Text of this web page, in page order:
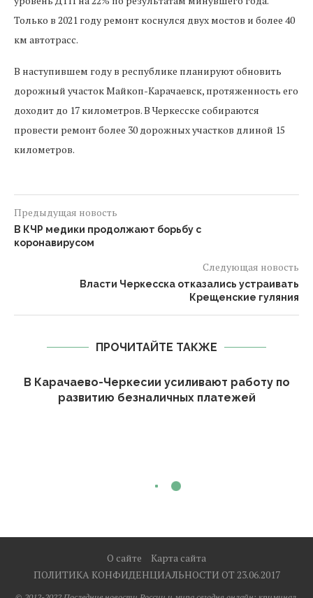
Только в 2021 году ремонт коснулся двух мостов и более 40
км автотрасс.
В наступившем году в республике планируют обновить
дорожный участок Майкоп-Карачаевск, протяженность его
доходит до 17 километров. В Черкесске собираются
провести ремонт более 30 дорожных участков длиной 15
километров.
Предыдущая новость
В КЧР медики продолжают борьбу с
коронавирусом
Следующая новость
Власти Черкесска отказались устраивать
Крещенские гуляния
ПРОЧИТАЙТЕ ТАКЖЕ
В Карачаево-Черкесии усиливают работу по
развитию безналичных платежей
О сайте
Карта сайта
ПОЛИТИКА КОНФИДЕНЦИАЛЬНОСТИ ОТ 23.06.2017